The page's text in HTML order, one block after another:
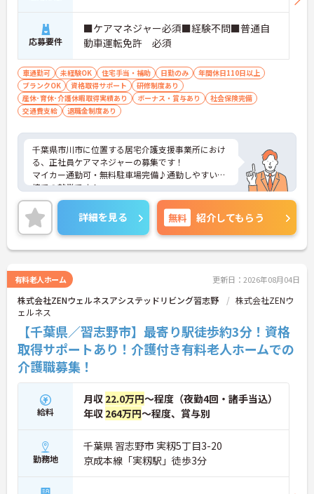
応募要件
■ケアマネジャー必須■経験不問■普通自
動車運転免許 必須
車通勤可 未経験OK 住宅手当・補助 日勤のみ
年間休日110日以上
ブランクOK
資格取得サポート
研修制度あり
産休･育休･介護休暇取得実績あり
ボーナス・賞与あり
社会保険完備
交通費支給
退職金制度あり
千葉県市川市に位置する居宅介護支援事業所におけ
る、正社員ケアマネジャーの募集です！
マイカー通勤可・無料駐車場完備♪通勤しやすい環
境での就業です！
ご興味ある方には、面接対策ポイントなど、さらに
詳細をお話しいたしますのでお気軽にご相談くださ
い！
詳細を見る 無料 紹介してもらう
有料老人ホーム 更新日：2026年08月04日
株式会社ZENウェルネスアシステッドリビング習志野
株式会社ZENウ
ェルネス
【千葉県／習志野市】最寄り駅徒歩約3分！資格
取得サポートあり！介護付き有料老人ホームでの
介護職募集！
給料
月収 22.0万円～程度（夜勤4回・諸手当込）
年収 264万円～程度、賞与別
勤務地
千葉県 習志野市 実籾5丁目3-20
京成本線「実籾駅」徒歩3分